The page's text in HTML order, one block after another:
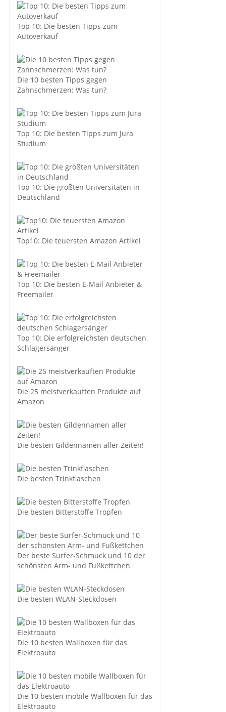
Top 10: Die besten Tipps zum
Autoverkauf
Die 10 besten Tipps gegen
Zahnschmerzen: Was tun?
Top 10: Die besten Tipps zum Jura
Studium
Top 10: Die größten Universitäten in
Deutschland
Top10: Die teuersten Amazon Artikel
Top 10: Die besten E-Mail Anbieter &
Freemailer
Top 10: Die erfolgreichsten deutschen
Schlagersänger
Die 25 meistverkauften Produkte auf
Amazon
Die besten Gildennamen aller Zeiten!
Die besten Trinkflaschen
Die besten Bitterstoffe Tropfen
Der beste Surfer-Schmuck und 10 der
schönsten Arm- und Fußkettchen
Die besten WLAN-Steckdosen
Die 10 besten Wallboxen für das
Elektroauto
Die 10 besten mobile Wallboxen für das
Elektroauto